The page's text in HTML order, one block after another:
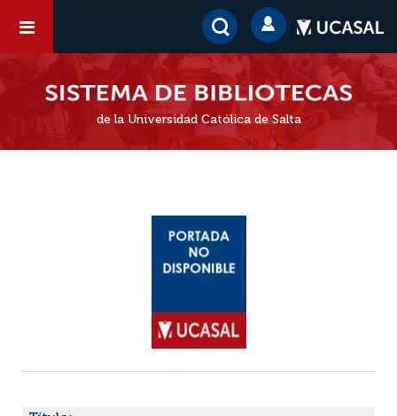
de la Universidad Católica de Salta